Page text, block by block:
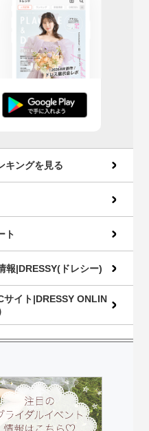
キングを見る
ト
報|DRESSY(ドレシー)
サイト|DRESSY ONLIN